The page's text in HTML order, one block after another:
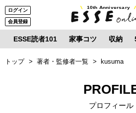
ログイン
会員登録
10th Anniversary
ESSE読者101 家事コツ 収納
トップ 著者・監修者一覧 kusuma
プロフィール